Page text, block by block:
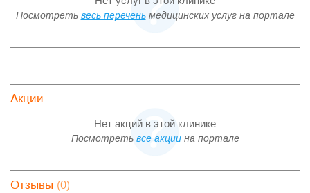
Посмотреть весь переченьмедицинских услуг на портале
Акции
Нет акций в этой клинике
Посмотреть все акциина портале
Отзывы (0)